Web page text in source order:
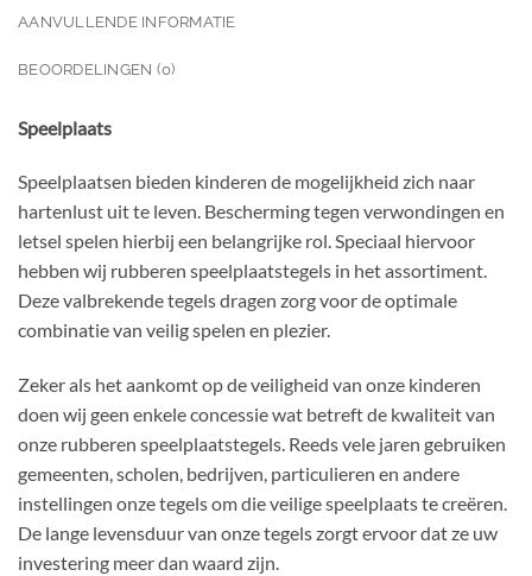
AANVULLENDE INFORMATIE
BEOORDELINGEN (0)
Speelplaats
Speelplaatsen bieden kinderen de mogelijkheid zich naar
hartenlust uit te leven. Bescherming tegen verwondingen en
letsel spelen hierbij een belangrijke rol. Speciaal hiervoor
hebben wij rubberen speelplaatstegels in het assortiment.
Deze valbrekende tegels dragen zorg voor de optimale
combinatie van veilig spelen en plezier.
Zeker als het aankomt op de veiligheid van onze kinderen
doen wij geen enkele concessie wat betreft de kwaliteit van
onze rubberen speelplaatstegels. Reeds vele jaren gebruiken
gemeenten, scholen, bedrijven, particulieren en andere
instellingen onze tegels om die veilige speelplaats te creëren.
De lange levensduur van onze tegels zorgt ervoor dat ze uw
investering meer dan waard zijn.